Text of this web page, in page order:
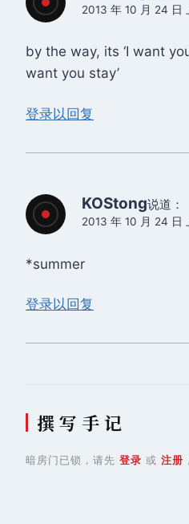
2013 年 10 月 24 日
by the way, its ‘I want
want you stay’
登录以回复
KOStong说道：
2013 年 10 月 24 日
*summer
登录以回复
撰 写 手 记
暗房门已锁，请先 登录 或 注册